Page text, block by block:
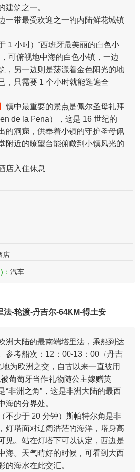
建筑之一。
一带最受欢迎之一的内陆鲜花城镇
1 小时）“西班牙最美丽的白色小
可俯视地中海的白色小镇，一边
，另一边则是荡漾着金色阳光的地
，只需要 1 个小时就能逛遍全
镇中最重要的景点是佩尔圣母礼拜
de la Pena），这是 16 世纪的
的洞窟，供奉着小镇的守护圣母佩
附近的瞭望台能俯瞰到小镇风光的
店入住休息
店
汽车
法-轮渡-丹吉尔-64KM-得土安
洲大陆的最南端塔里法，乘船到达
参考船次：12：00-13：00（丹吉
为欧洲之交，自古以来一直被用
葡萄牙当作礼物随公主嫁赠英
“非洲之角”，这是非洲大陆的最西
海的分界处。
（不少于 20 分钟）斯帕特尔角是非
灯塔面对辽阔浩茫的海洋，塔身高
见。站在灯塔下可以认定，西边是
海。天气晴好的时候，可看到大西
的海水在此交汇。